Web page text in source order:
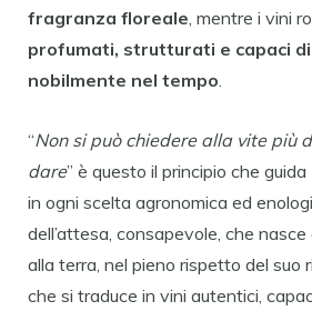
fragranza floreale, mentre i vini
profumati, strutturati e capaci
nobilmente nel tempo.
“Non si può chiedere alla vite più
dare” è questo il principio che
in ogni scelta agronomica ed
dell’attesa, consapevole, che
alla terra, nel pieno rispetto del suo
che si traduce in vini autentici,